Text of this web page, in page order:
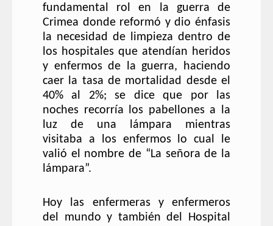
fundamental rol en la guerra de
Crimea donde reformó y dio énfasis
la necesidad de limpieza dentro de
los hospitales que atendían heridos
y enfermos de la guerra, haciendo
caer la tasa de mortalidad desde el
40% al 2%; se dice que por las
noches recorría los pabellones a la
luz de una lámpara mientras
visitaba a los enfermos lo cual le
valió el nombre de “La señora de la
lámpara”.
Hoy las enfermeras y enfermeros
del
mundo y también del
Hospital